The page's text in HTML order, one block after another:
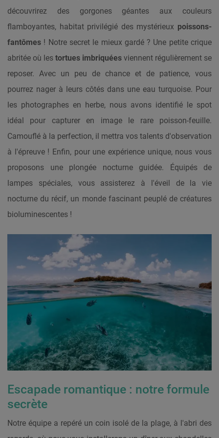
découvrirez des gorgones géantes aux couleurs
flamboyantes, habitat privilégié des mystérieux poissons-
fantômes ! Notre secret le mieux gardé ? Une petite crique
abritée où les tortues imbriquées viennent régulièrement se
reposer. Avec un peu de chance et de patience, vous
pourrez nager à leurs côtés dans une eau turquoise. Pour
les photographes en herbe, nous avons identifié le spot
idéal pour capturer en image le rare poisson-feuille.
Camouflé à la perfection, il mettra vos talents d'observation
à l'épreuve ! Enfin, pour une expérience unique, nous vous
proposons une plongée nocturne guidée. Équipés de
lampes spéciales, vous assisterez à l'éveil de la vie
nocturne du récif, un monde fascinant peuplé de créatures
bioluminescentes !
Escapade romantique : notre formule
secrète
Notre équipe a repéré un coin isolé de la plage, à l'abri des